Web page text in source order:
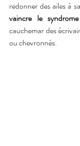
vaincre le
cauchemar des
ou chevronnés.